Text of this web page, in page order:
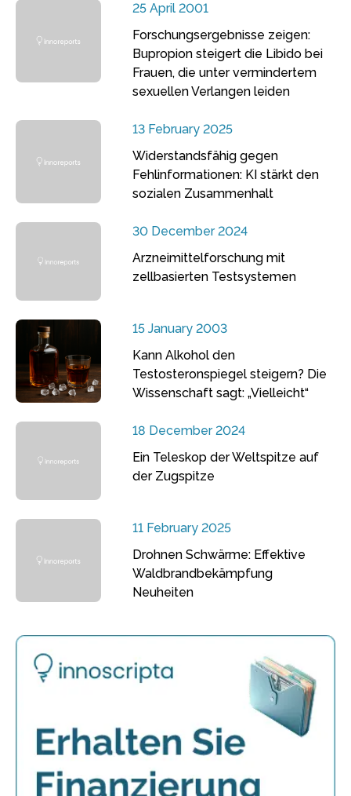
25 April 2001
Forschungsergebnisse zeigen:
Bupropion steigert die Libido bei
Frauen, die unter vermindertem
sexuellen Verlangen leiden
13 February 2025
Widerstandsfähig gegen
Fehlinformationen: KI stärkt den
sozialen Zusammenhalt
30 December 2024
Arzneimittelforschung mit
zellbasierten Testsystemen
15 January 2003
Kann Alkohol den
Testosteronspiegel steigern? Die
Wissenschaft sagt: „Vielleicht“
18 December 2024
Ein Teleskop der Weltspitze auf
der Zugspitze
11 February 2025
Drohnen Schwärme: Effektive
Waldbrandbekämpfung
Neuheiten